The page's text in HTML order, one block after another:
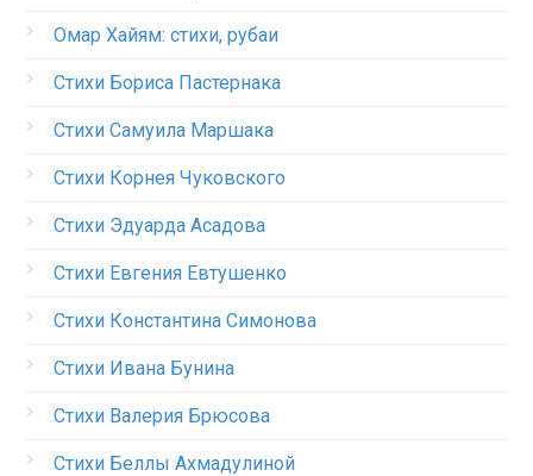
Омар Хайям: стихи, рубаи
Стихи Бориса Пастернака
Стихи Самуила Маршака
Стихи Корнея Чуковского
Стихи Эдуарда Асадова
Стихи Евгения Евтушенко
Стихи Константина Симонова
Стихи Ивана Бунина
Стихи Валерия Брюсова
Стихи Беллы Ахмадулиной